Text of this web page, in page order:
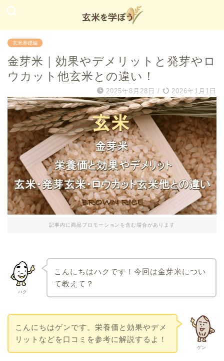
玄米基礎編
金芽米｜効果やデメリットと発芽やロ
ウカット他玄米との違い！
2025年8月28日 / 2026年1月1日
記事内に商品プロモーションを含む場合があります
ハク
こんにちはハクです！今回は金芽米につい
て教えて？
ゲン
こんにちはゲンです。栄養価と効果やデメ
リットなどを口コミを参考に解説するよ！